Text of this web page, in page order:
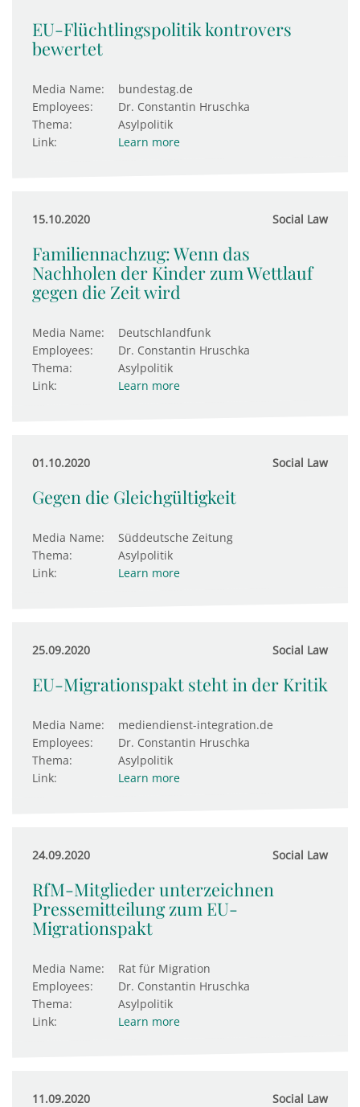
EU-Flüchtlingspolitik kontrovers
bewertet
Media Name:
bundestag.de
Employees:
Dr. Constantin Hruschka
Thema:
Asylpolitik
Link:
Learn more
15.10.2020 Social Law
Familiennachzug: Wenn das
Nachholen der Kinder zum Wettlauf
gegen die Zeit wird
Media Name:
Deutschlandfunk
Employees:
Dr. Constantin Hruschka
Thema:
Asylpolitik
Link:
Learn more
01.10.2020 Social Law
Gegen die Gleichgültigkeit
Media Name:
Süddeutsche Zeitung
Thema:
Asylpolitik
Link:
Learn more
25.09.2020 Social Law
EU-Migrationspakt steht in der Kritik
Media Name:
mediendienst-integration.de
Employees:
Dr. Constantin Hruschka
Thema:
Asylpolitik
Link:
Learn more
24.09.2020 Social Law
RfM-Mitglieder unterzeichnen
Pressemitteilung zum EU-
Migrationspakt
Media Name:
Rat für Migration
Employees:
Dr. Constantin Hruschka
Thema:
Asylpolitik
Link:
Learn more
11.09.2020 Social Law